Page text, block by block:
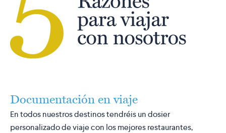
Documentación en viaje
En todos nuestros destinos tendréis un dosier
personalizado de viaje con los mejores restaurantes,